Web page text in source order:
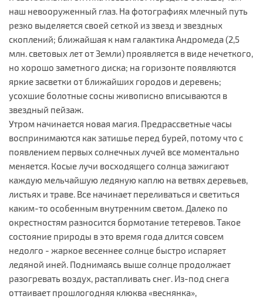
наш невооруженный глаз. На фотографиях млечный путь
резко выделяется своей сеткой из звезд и звездных
скоплений; ближайшая к нам галактика Андромеда (2,5
млн. световых лет от Земли) проявляется в виде нечеткого,
но хорошо заметного диска; на горизонте появляются
яркие засветки от ближайших городов и деревень;
усохшие болотные сосны живописно вписываются в
звездный пейзаж.
Утром начинается новая магия. Предрассветные часы
воспринимаются как затишье перед бурей, потому что с
появлением первых солнечных лучей все моментально
меняется. Косые лучи восходящего солнца зажигают
каждую мельчайшую ледяную каплю на ветвях деревьев,
листьях и траве. Все начинает переливаться и светиться
каким-то особенным внутренним светом. Далеко по
окрестностям разносится бормотание тетеревов. Такое
состояние природы в это время года длится совсем
недолго - жаркое весеннее солнце быстро испаряет
ледяной иней. Поднимаясь выше солнце продолжает
разогревать воздух, растапливать снег. Из-под снега
оттаивает прошлогодняя клюква «веснянка»,